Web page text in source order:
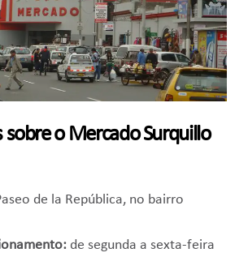
sobre o Mercado Surquillo
de la República, no bairro
de segunda a sexta-feira